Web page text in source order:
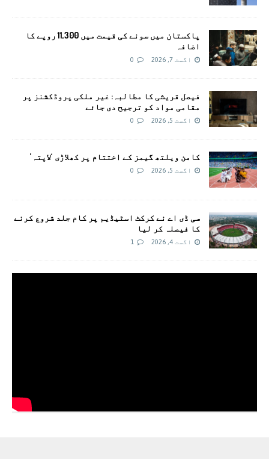
پاکستان میں سونے کی قیمت میں 11,300 روپے کا
اضافہ
اگست 7, 2026 0
فیصل قریشی کا مطالبہ: غیر ملکی پروڈکشنز پر
مقامی مواد کو ترجیح دی جائے
اگست 5, 2026 0
کامن ویلتھ گیمز کے اختتام پر کھلاڑی ‘لاپتہ’
اگست 5, 2026 0
سی ڈی اے نے کرکٹ اسٹیڈیم پر کام جلد شروع کرنے
کا فیصلہ کر لیا
اگست 4, 2026 1